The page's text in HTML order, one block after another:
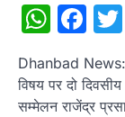
Dhanbad News:
विषय पर दो
सम्मेलन राजेंद्र